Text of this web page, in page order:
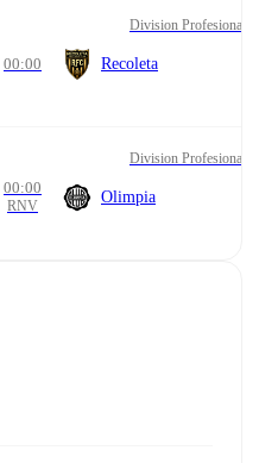
Division Profesional
00:00 Recoleta
Division Profesional
00:00
RNV
Olimpia